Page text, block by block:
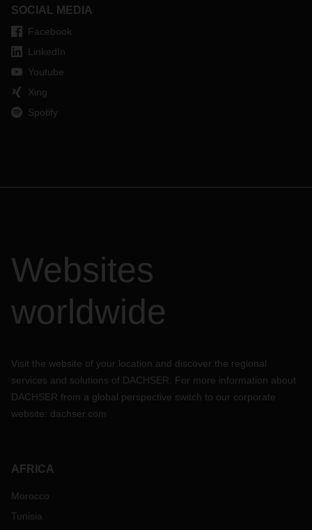
SOCIAL MEDIA
Facebook
LinkedIn
Youtube
Xing
Spotify
Websites
worldwide
Visit the website of your location and discover the regional
services and solutions of DACHSER. For more information about
DACHSER from a global perspective switch to our corporate
website: dachser.com
AFRICA
Morocco
Tunisia